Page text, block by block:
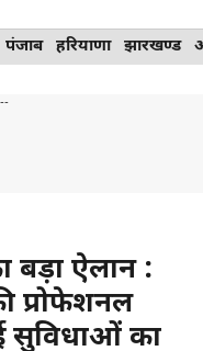
पंजाब हरियाणा झारखण्ड
बड़ा ऐलान :
प्रोफेशनल
सुविधाओं का